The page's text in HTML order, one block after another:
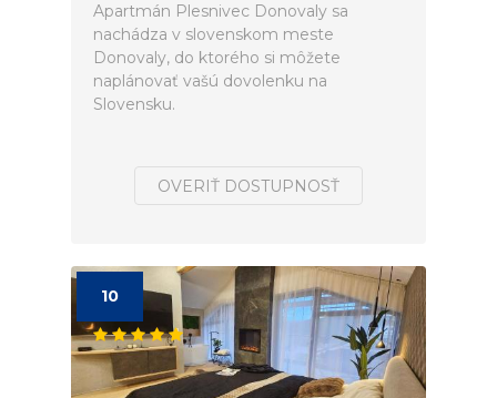
Apartmán Plesnivec Donovaly sa
nachádza v slovenskom meste
Donovaly, do ktorého si môžete
naplánovať vašú dovolenku na
Slovensku.
OVERIŤ DOSTUPNOSŤ
10